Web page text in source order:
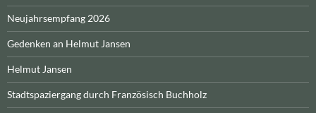
Neujahrsempfang 2026
Gedenken an Helmut Jansen
Helmut Jansen
Stadtspaziergang durch Französisch Buchholz